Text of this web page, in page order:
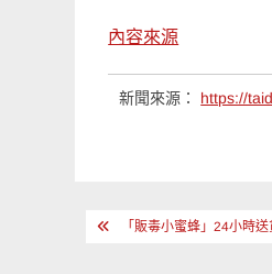
內容來源
新聞來源： https://
文 「販毒小蜜蜂」24小時